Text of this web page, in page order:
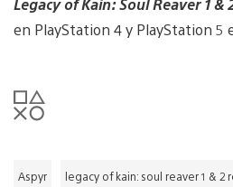
Legacy of Kain: Soul Reaver 1 &
en PlayStation 4 y PlayStation 5
Aspyr legacy of kain: soul reaver 1 & 2